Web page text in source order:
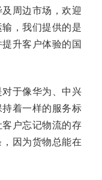
周边市场，欢迎
，我们提供的是
升客户体验的国
于像华为、中兴
着一样的服务标
户忘记物流的存
因为货物总能在